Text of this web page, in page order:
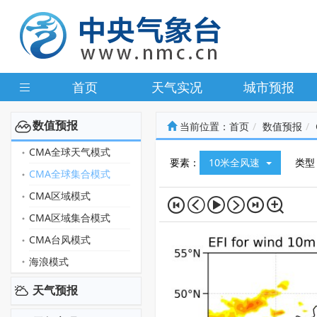
首页 天气实况 城市预报
数值预报
CMA全球天气模式
CMA全球集合模式
CMA区域模式
CMA区域集合模式
CMA台风模式
海浪模式
天气预报
当前位置： 首页 数值预报
要素： 10米全风速 类